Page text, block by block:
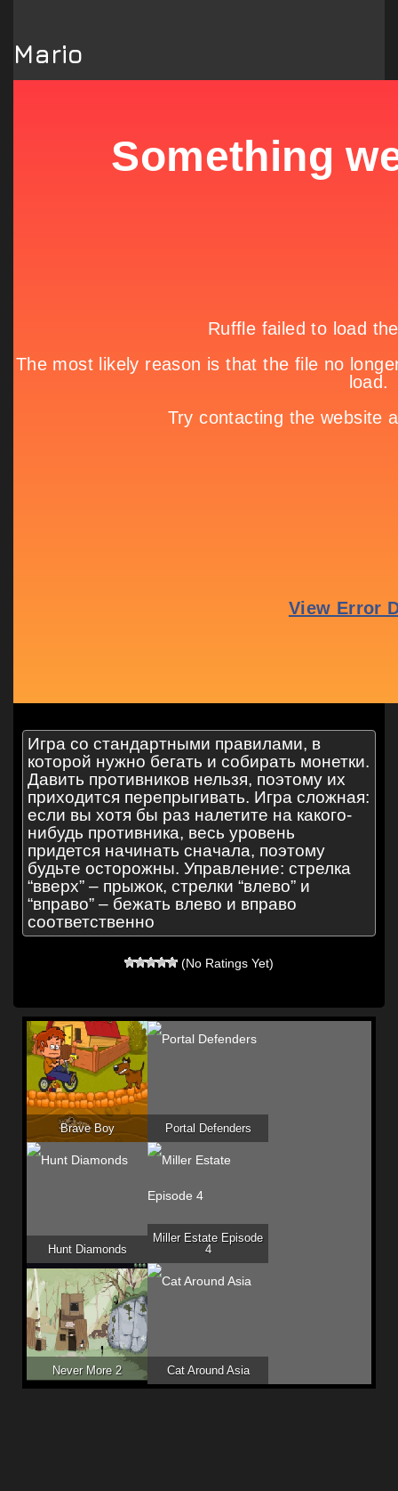
Mario
Игра со стандартными правилами, в
которой нужно бегать и собирать монетки.
Давить противников нельзя, поэтому их
приходится перепрыгивать. Игра сложная:
если вы хотя бы раз налетите на какого-
нибудь противника, весь уровень
придется начинать сначала, поэтому
будьте осторожны. Управление: стрелка
“вверх” – прыжок, стрелки “влево” и
“вправо” – бежать влево и вправо
соответственно
(No Ratings Yet)
Brave Boy Portal Defenders
Hunt Diamonds
Miller Estate Episode
4
Never More 2 Cat Around Asia